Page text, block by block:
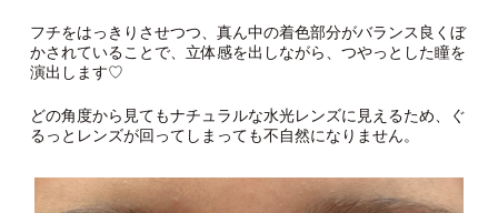
フチをはっきりさせつつ、真ん中の着色部分がバランス良くぼ
かされていることで、立体感を出しながら、つやっとした瞳を
演出します♡
どの角度から見てもナチュラルな水光レンズに見えるため、ぐ
るっとレンズが回ってしまっても不自然になりません。